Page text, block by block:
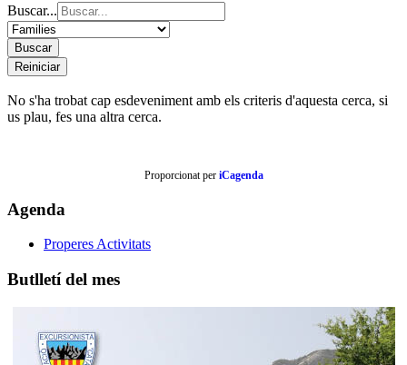
Buscar...
Buscar
Reiniciar
No s'ha trobat cap esdeveniment amb els criteris d'aquesta cerca, si
us plau, fes una altra cerca.
Proporcionat per iCagenda
Agenda
Properes Activitats
Butlletí del mes